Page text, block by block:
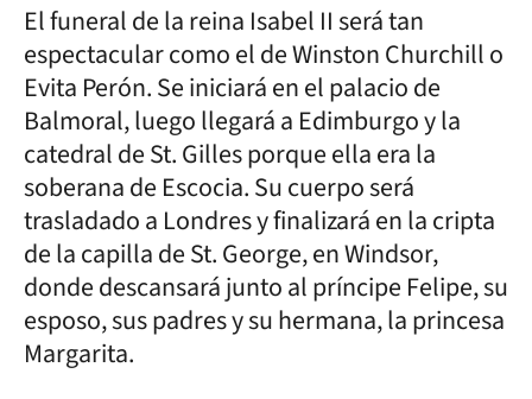
El funeral de la reina Isabel II será tan
espectacular como el de Winston Churchill o
Evita Perón. Se iniciará en el palacio de
Balmoral, luego llegará a Edimburgo y la
catedral de St. Gilles porque ella era la
soberana de Escocia. Su cuerpo será
trasladado a Londres y finalizará en la cripta
de la capilla de St. George, en Windsor,
donde descansará junto al príncipe Felipe, su
esposo, sus padres y su hermana, la princesa
Margarita.